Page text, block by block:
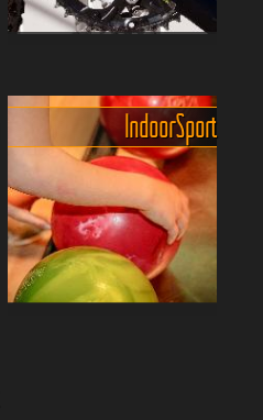
Tennis Über ein Dutzend
teilweise sehr schöne
Tennisanlagen finden sich in
der Stadt in den grossen
Hotels. Einige bieten neben
Trainern auch die Mög...
Indoor Sport